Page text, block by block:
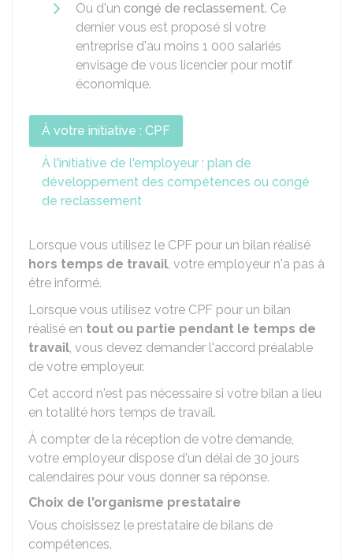
Ou d'un congé de reclassement. Ce
dernier vous est proposé si votre
entreprise d'au moins 1 000 salariés
envisage de vous licencier pour motif
économique.
À votre initiative : CPF
À l'initiative de l'employeur : plan de
développement des compétences ou congé
de reclassement
Lorsque vous utilisez le CPF pour un bilan réalisé
hors temps de travail, votre employeur n'a pas à
être informé.
Lorsque vous utilisez votre CPF pour un bilan
réalisé en tout ou partie pendant le temps de
travail, vous devez demander l'accord préalable
de votre employeur.
Cet accord n'est pas nécessaire si votre bilan a lieu
en totalité hors temps de travail.
À compter de la réception de votre demande,
votre employeur dispose d'un délai de 30 jours
calendaires pour vous donner sa réponse.
Choix de l'organisme prestataire
Vous choisissez le prestataire de bilans de
compétences.